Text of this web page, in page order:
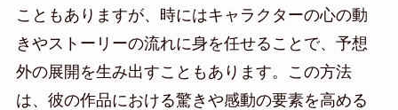
こともありますが、時にはキャラクターの心の動
きやストーリーの流れに身を任せることで、予想
外の展開を生み出すこともあります。この方法
は、彼の作品における驚きや感動の要素を高める